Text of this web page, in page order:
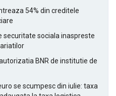
54% din creditele
securitate sociala inaspreste
BNR de institutie de
se scumpesc din iulie: taxa